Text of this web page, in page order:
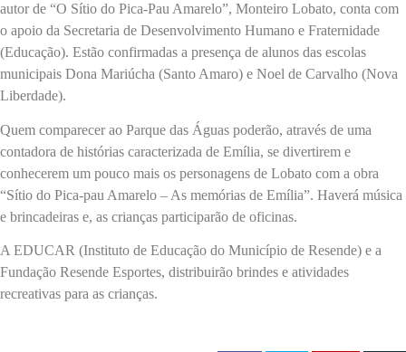
autor de “O Sítio do Pica-Pau Amarelo”, Monteiro Lobato, conta com
o apoio da Secretaria de Desenvolvimento Humano e Fraternidade
(Educação). Estão confirmadas a presença de alunos das escolas
municipais Dona Mariúcha (Santo Amaro) e Noel de Carvalho (Nova
Liberdade).
Quem comparecer ao Parque das Águas poderão, através de uma
contadora de histórias caracterizada de Emília, se divertirem e
conhecerem um pouco mais os personagens de Lobato com a obra
“Sítio do Pica-pau Amarelo – As memórias de Emília”. Haverá música
e brincadeiras e, as crianças participarão de oficinas.
A EDUCAR (Instituto de Educação do Município de Resende) e a
Fundação Resende Esportes, distribuirão brindes e atividades
recreativas para as crianças.